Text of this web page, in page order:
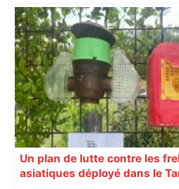
"C'est la reprise des
horrible", plus de 17 km de
ralentissements autour de
jeudi matin, on vous donne
secteurs à éviter –
Un plan de lutte contre les
asiatiques déployé dans le